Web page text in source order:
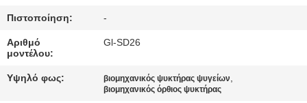
ΈΛΕΓΧΟΣ
ΠΟΙΌΤΗΤΑΣ
Πιστοποίηση: -
Αριθμό
μοντέλου:
Gl-SD26
Υψηλό φως: βιομηχανικός ψυκτήρας ψυγείων,
βιομηχανικός όρθιος ψυκτήρας